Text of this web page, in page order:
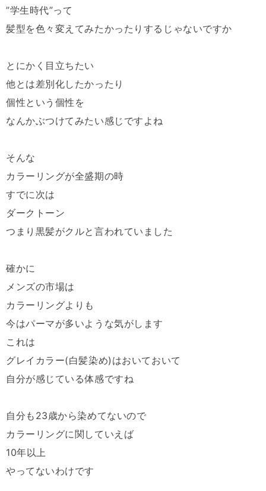
”学生時代”って
髪型を色々変えてみたかったりするじゃないですか
とにかく目立ちたい
他とは差別化したかったり
個性という個性を
なんかぶつけてみたい感じですよね
そんな
カラーリングが全盛期の時
すでに次は
ダークトーン
つまり黒髪がクルと言われていました
確かに
メンズの市場は
カラーリングよりも
今はパーマが多いような気がします
これは
グレイカラー(白髪染め)はおいておいて
自分が感じている体感ですね
自分も23歳から染めてないので
カラーリングに関していえば
10年以上
やってないわけです